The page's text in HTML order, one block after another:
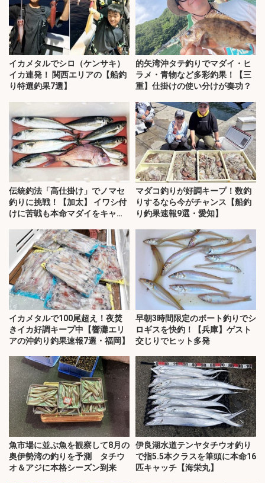
イカメタルでシロ（ケンサキ）
イカ連発！ 関西エリアの【船釣
り特選釣果7選】
的矢湾沖タテ釣りでマダイ・ヒ
ラメ・青物など多彩釣果！【三
重】仕掛けの使い分けが奏功？
伝統釣法「高仕掛け」でノマセ
釣りに挑戦！【加太】 イワシ付
けに苦戦も本命マダイをキャッ
マダコ釣りが好調キープ！数釣
りするなら今がチャンス【船釣
り釣果速報9選・愛知】
イカメタルで100尾超え！夜焚
きイカ好調キープ中【響灘エリ
アの沖釣り釣果速報7選・福岡】
早朝3時間限定のボート釣りでシ
ロギスを快釣！【兵庫】ゲスト
交じりでヒット多発
魚市場に並ぶ魚を観察して8月の
奥伊勢湾の釣りを予測 タチウ
オ＆アジに本格シーズン到来
伊良湖水道テンヤタチウオ釣り
で指5.5本クラスを筆頭に本命16
匹キャッチ【海栄丸】